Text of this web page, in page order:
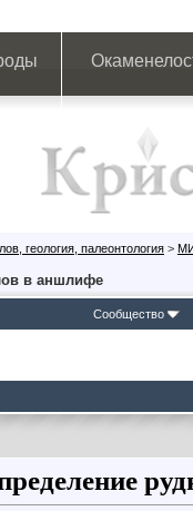
геология, палеонтология >
в аншлифе
Сообщество